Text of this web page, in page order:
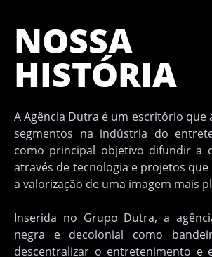
NOSSA
HISTÓRIA
A Agência Dutra é um escritório que
segmentos na indústria do
como principal objetivo difundir a
através de tecnologia e projetos
a valorização de uma imagem mais
Inserida no Grupo Dutra, a
negra e decolonial como
descentralizar o entretenimento e